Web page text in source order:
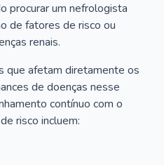
procurar um nefrologista
de fatores de risco ou
renais.
que afetam diretamente os
de doenças nesse
contínuo com o
risco incluem: